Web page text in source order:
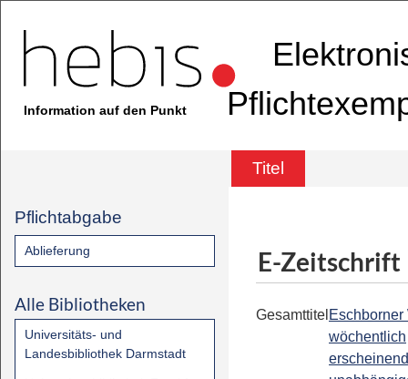
Information auf den Punkt
Titel
Pflichtabgabe
Ablieferung
Alle Bibliotheken
Universitäts- und
Landesbibliothek Darmstadt
E-Zeitschrift
Gesamttitel Eschborner
wöchentlich